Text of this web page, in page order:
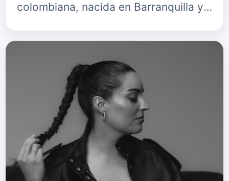
colombiana, nacida en Barranquilla y
inicia oficialmente su carrera d…